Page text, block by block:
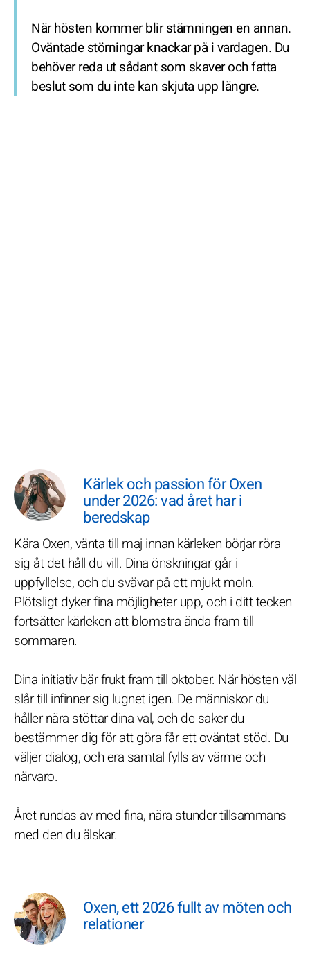
När hösten kommer blir stämningen en annan.
Oväntade störningar knackar på i vardagen. Du
behöver reda ut sådant som skaver och fatta
beslut som du inte kan skjuta upp längre.
Kärlek och passion för Oxen
under 2026: vad året har i
beredskap
Kära Oxen, vänta till maj innan kärleken börjar röra
sig åt det håll du vill. Dina önskningar går i
uppfyllelse, och du svävar på ett mjukt moln.
Plötsligt dyker fina möjligheter upp, och i ditt tecken
fortsätter kärleken att blomstra ända fram till
sommaren.
Dina initiativ bär frukt fram till oktober. När hösten väl
slår till infinner sig lugnet igen. De människor du
håller nära stöttar dina val, och de saker du
bestämmer dig för att göra får ett oväntat stöd. Du
väljer dialog, och era samtal fylls av värme och
närvaro.
Året rundas av med fina, nära stunder tillsammans
med den du älskar.
Oxen, ett 2026 fullt av möten och
relationer